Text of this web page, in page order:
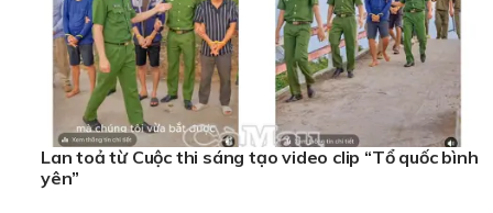
Lan toả từ Cuộc thi sáng tạo video clip “Tổ quốc bình
yên”